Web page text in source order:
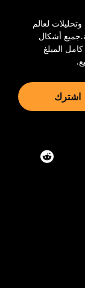
لعالم
جميع أشكال
المبلغ
اشترك